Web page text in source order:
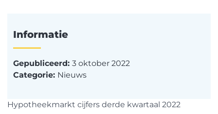
Informatie
Gepubliceerd: 3 oktober 2022
Categorie: Nieuws
Hypotheekmarkt cijfers derde kwartaal 2022